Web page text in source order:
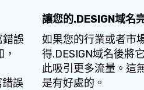
錯誤
誤
讓您的.DESIGN域名
如果您的行業或者市
得.DESIGN域名後將
此吸引更多流量。這
是有好處的。